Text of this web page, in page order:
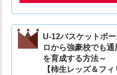
U-12バスケットボ
ロから強豪校でも
を育成する方法～
【柿生レッズ＆フ